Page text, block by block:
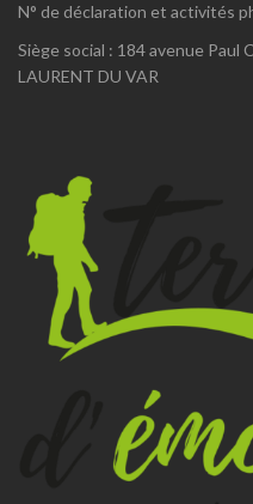
N° de déclaration et activités
Siège social : 184 avenue Paul
LAURENT DU VAR